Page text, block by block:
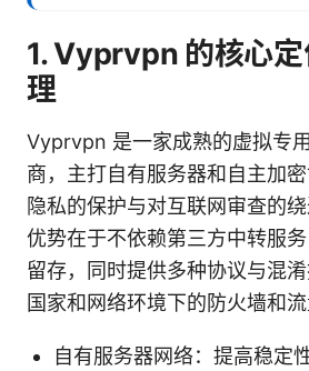
1. Vyprvpn 的核心
理
Vyprvpn 是一家成熟的虚拟专
商，主打自有服务器和自主加
隐私的保护与对互联网审查的
优势在于不依赖第三方中转服
留存，同时提供多种协议与混
国家和网络环境下的防火墙和流
自有服务器网络：提高稳定